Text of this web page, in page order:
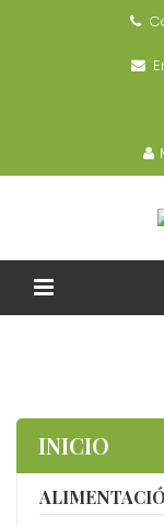
INICIO